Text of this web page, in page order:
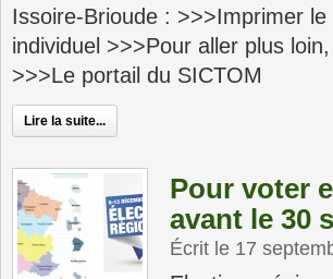
Issoire-Brioude : >>>Imprimer
individuel >>>Pour aller plus
>>>Le portail du SICTOM
Lire la suite...
Pour voter
avant le 30
Écrit le 17